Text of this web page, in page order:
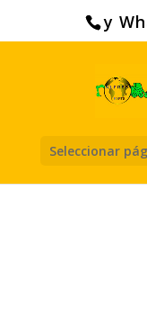
y
Seleccionar